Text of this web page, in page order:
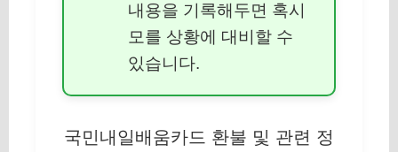
내용을 기록해두면 혹시
모를 상황에 대비할 수
있습니다.
국민내일배움카드 환불 및 관련 정